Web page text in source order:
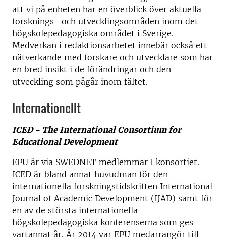
att vi på enheten har en överblick över aktuella
forsknings- och utvecklingsområden inom det
högskolepedagogiska området i Sverige.
Medverkan i redaktionsarbetet innebär också ett
nätverkande med forskare och utvecklare som har
en bred insikt i de förändringar och den
utveckling som pågår inom fältet.
Internationellt
ICED - The International Consortium for
Educational Development
EPU är via SWEDNET medlemmar I konsortiet.
ICED är bland annat huvudman för den
internationella forskningstidskriften International
Journal of Academic Development (IJAD) samt för
en av de största internationella
högskolepedagogiska konferenserna som ges
vartannat år. År 2014 var EPU medarrangör till